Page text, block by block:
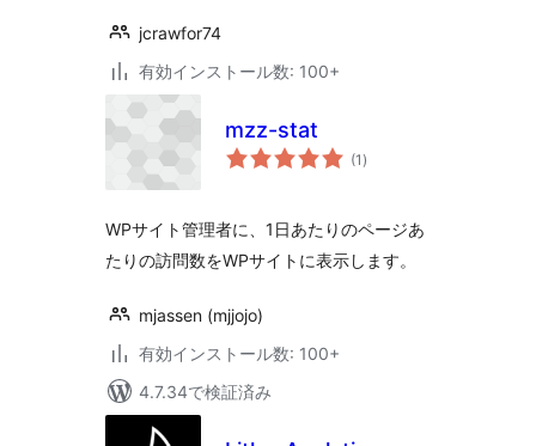
jcrawfor74
有効インストール数: 100+
mzz-stat
(1 個
の)
WPサイト管理者に、1日あたりのページあ
たりの訪問数をWPサイトに表示します。
mjassen (mjjojo)
有効インストール数: 100+
4.7.34で検証済み